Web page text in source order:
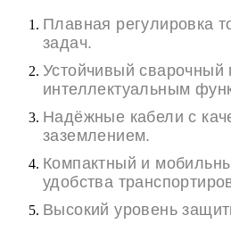
Плавная регулировка
задач.
Устойчивый сварочный
интеллектуальным
Надёжные кабели с
заземлением.
Компактный и
удобства
Высокий уровень